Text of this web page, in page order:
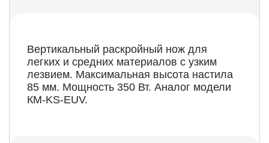
Вертикальный раскройный нож для
легких и средних материалов с узким
лезвием. Максимальная высота настила
85 мм. Мощность 350 Вт. Аналог модели
КМ-KS-EUV.